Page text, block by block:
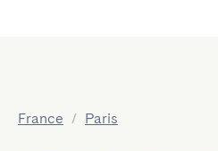
France / Paris